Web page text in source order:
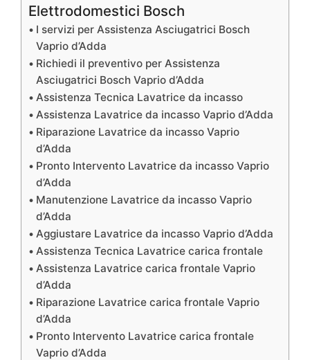
Elettrodomestici Bosch
I servizi per Assistenza Asciugatrici Bosch
Vaprio d’Adda
Richiedi il preventivo per Assistenza
Asciugatrici Bosch Vaprio d’Adda
Assistenza Tecnica Lavatrice da incasso
Assistenza Lavatrice da incasso Vaprio d’Adda
Riparazione Lavatrice da incasso Vaprio
d’Adda
Pronto Intervento Lavatrice da incasso Vaprio
d’Adda
Manutenzione Lavatrice da incasso Vaprio
d’Adda
Aggiustare Lavatrice da incasso Vaprio d’Adda
Assistenza Tecnica Lavatrice carica frontale
Assistenza Lavatrice carica frontale Vaprio
d’Adda
Riparazione Lavatrice carica frontale Vaprio
d’Adda
Pronto Intervento Lavatrice carica frontale
Vaprio d’Adda